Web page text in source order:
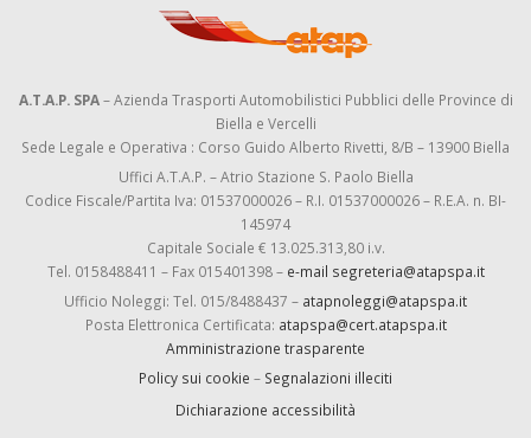
A.T.A.P. SPA– Azienda Trasporti Automobilistici Pubblici delle Province di
Biella e Vercelli
Sede Legale e Operativa : Corso Guido Alberto Rivetti, 8/B – 13900 Biella
Uffici A.T.A.P. – Atrio Stazione S. Paolo Biella
Codice Fiscale/Partita Iva: 01537000026 – R.I. 01537000026 – R.E.A. n. BI-
145974
Capitale Sociale € 13.025.313,80 i.v.
Tel. 0158488411 – Fax 015401398 – e-mail segreteria@atapspa.it
Ufficio Noleggi: Tel. 015/8488437 – atapnoleggi@atapspa.it
Posta Elettronica Certificata: atapspa@cert.atapspa.it
Amministrazione trasparente
Policy sui cookie – Segnalazioni illeciti
Dichiarazione accessibilità